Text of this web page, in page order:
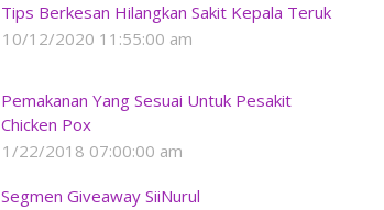
Tips Berkesan Hilangkan Sakit Kepala Teruk
10/12/2020 11:55:00 am
Pemakanan Yang Sesuai Untuk Pesakit
Chicken Pox
1/22/2018 07:00:00 am
Segmen Giveaway SiiNurul